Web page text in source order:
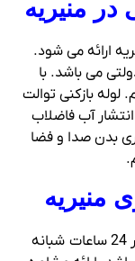
در منیریه
ارائه می شود.
می باشد. با
لوله بازکنی توالت
انتشار آب فاضلاب
بدن صدا و فضا
منیریه
در 24 ساعات شبانه